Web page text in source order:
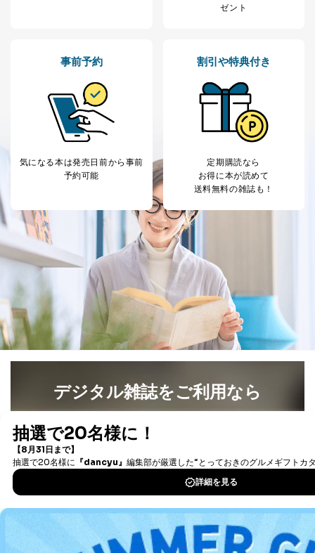
１．個人情報保護管理者
当社は以下の個人情報保護管理者を設置し、個人情報保
護管理者の責任のもと、個人情報を取得・アクセス・利
用・提供・管理いたします。
東京都渋谷区南平台町16-11
代表取締役会長 西野 伸一郎
個人情報保護管理者: 経営管理グループディレクター 前
２．利用目的
当社が取り扱う開示対象個人情報の利用目的は次のとお
No
個人情報の種類 利用目的
当社の定期購読サ
ービス等をご利用
の方の個人情報
購入商品の配送のため
商品代金回収のため
ｅメール等による商品、サービ
ス、キャンペーン等の広告の案内
のため
個人が特定できない形で取得した
応じた新商品・サービスに関する
2 いただいた方の個
人情報
処、オペレーター教育など応対品
3
Aサービス利用者
カスタマーQ＆Aサイトの投稿内容
ｅメール等によるカスタマーQ＆A
ため
ｅメール等による商品、サービ
ス、キャンペーン等の広告に関す
ゼント
事前予約
気になる本は発売日前から事前
予約可能
割引や特典付き
定期購読なら
お得に本が読めて
送料無料の雑誌も！
デジタル雑誌をご利用なら
書籍）が無料で読み放題！
DOWNLOAD FOR IOS
DOWNLOAD FOR ANDROID